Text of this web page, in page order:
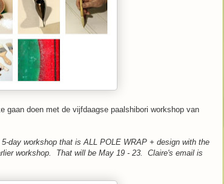
gaan doen met de vijfdaagse paalshibori workshop van
day workshop that is ALL POLE WRAP + design with the
workshop. That will be May 19 - 23. Claire's email is